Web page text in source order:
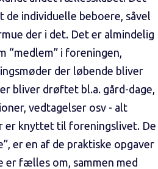
de individuelle beboere, såvel
der i det. Det er almindelig
“medlem” i foreningen,
der løbende bliver
bliver drøftet bl.a. gård-dage,
vedtagelser osv - alt
er knyttet til foreningslivet. De
er en af de praktiske opgaver
er fælles om, sammen med